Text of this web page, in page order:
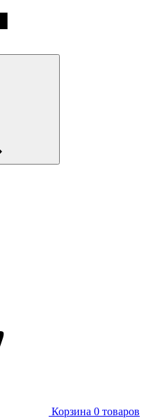
Корзина 0 товаров